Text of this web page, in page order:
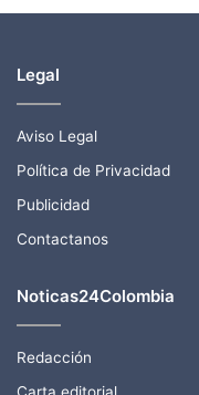
Legal
Aviso Legal
Política de Privacidad
Publicidad
Contactanos
Noticas24Colombia
Redacción